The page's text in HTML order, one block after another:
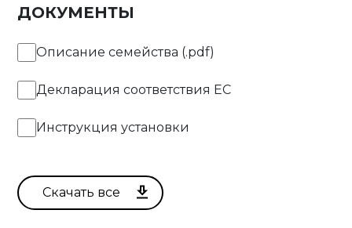
ДОКУМЕНТЫ
Описание семейства (.pdf)
Декларация соответствия EC
Инструкция установки